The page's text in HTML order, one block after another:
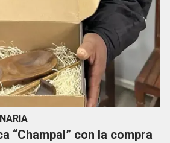
“Champal” con la compra